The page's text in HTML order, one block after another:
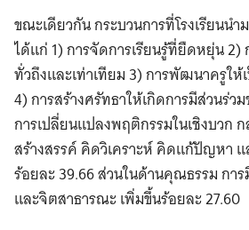
ขณะเดียวกัน กระบวนการที่โรงเรียนนำ
ได้แก่ 1) การจัดการเรียนรู้ที่ยืดหยุ่น 2)
ทั่วถึงและเท่าเทียม 3) การพัฒนาครูให้
4) การสร้างศรัทธาให้เกิดการมีส่วนร่ว
การเปลี่ยนแปลงพฤติกรรมในเชิงบวก
สร้างสรรค์ คิดวิเคราะห์ คิดแก้ปัญหา
ร้อยละ 39.66 ส่วนในด้านคุณธรรม กา
และจิตสาธารณะ เพิ่มขึ้นร้อยละ 27.60